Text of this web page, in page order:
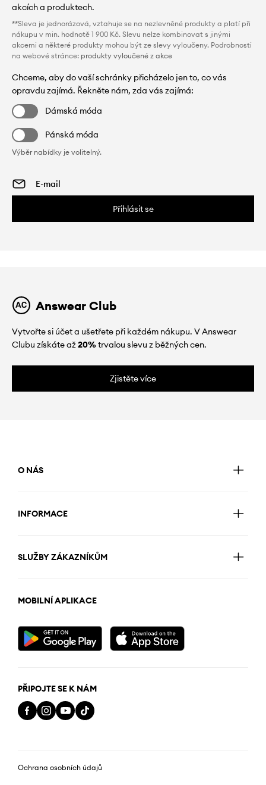
akcích a produktech.
**Sleva je jednorázová, vztahuje se na nezlevněné produkty a platí při
nákupu v min. hodnotě 1 900 Kč. Slevu nelze kombinovat s jinými
akcemi a některé produkty mohou být ze slevy vyloučeny. Podrobnosti
na webové stránce: produkty vyloučené z akce
Chceme, aby do vaší schránky přicházelo jen to, co vás
opravdu zajímá. Řekněte nám, zda vás zajímá:
Dámská móda
Pánská móda
Výběr nabídky je volitelný.
Přihlásit se
Answear Club
Vytvořte si účet a ušetřete při každém nákupu. V Answear
Clubu získáte až20%trvalou slevu z běžných cen.
Zjistěte více
O NÁS
INFORMACE
SLUŽBY ZÁKAZNÍKŮM
MOBILNÍ APLIKACE
PŘIPOJTE SE K NÁM
Ochrana osobních údajů